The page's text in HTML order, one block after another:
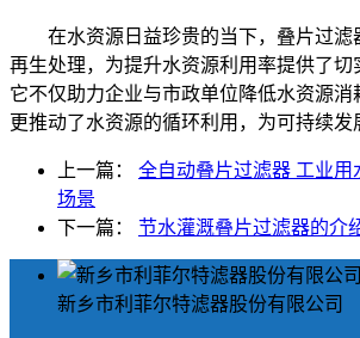
在水资源日益珍贵的当下，叠片过滤
再生处理，为提升水资源利用率提供了切
它不仅助力企业与市政单位降低水资源消
更推动了水资源的循环利用，为可持续发
上一篇： 全自动叠片过滤器 工业用
场景
下一篇： 节水灌溉叠片过滤器的介
新乡市利菲尔特滤器股份有限公司